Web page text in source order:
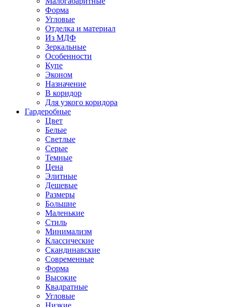
Форма
Угловые
Отделка и материал
Из МДФ
Зеркальные
Особенности
Купе
Эконом
Назначение
В коридор
Для узкого коридора
Гардеробные
Цвет
Белые
Светлые
Серые
Темные
Цена
Элитные
Дешевые
Размеры
Большие
Маленькие
Стиль
Минимализм
Классические
Скандинавские
Современные
Форма
Высокие
Квадратные
Угловые
Низкие